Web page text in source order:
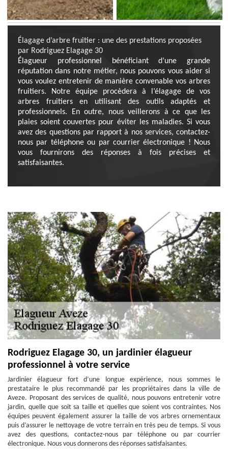
Élagage d’arbre fruitier : une des prestations proposées
par Rodriguez Elagage 30
Élagueur professionnel bénéficiant d’une grande
réputation dans notre métier, nous pouvons vous aider si
vous voulez entretenir de manière convenable vos arbres
fruitiers. Notre équipe procèdera à l’élagage de vos
arbres fruitiers en utilisant des outils adaptés et
professionnels. En outre, nous veillerons à ce que les
plaies soient couvertes pour éviter les maladies. Si vous
avez des questions par rapport à nos services, contactez-
nous par téléphone ou par courrier électronique ! Nous
vous fournirons des réponses à fois précises et
satisfaisantes.
Rodriguez Elagage 30, un jardinier élagueur
professionnel à votre service
Jardinier élagueur fort d’une longue expérience, nous sommes le
prestataire le plus recommandé par les propriétaires dans la ville de
Aveze. Proposant des services de qualité, nous pouvons entretenir votre
jardin, quelle que soit sa taille et quelles que soient vos contraintes. Nos
équipes peuvent également assurer la taille de vos arbres ornementaux
puis d’assurer le nettoyage de votre terrain en très peu de temps. Si vous
avez des questions, contactez-nous par téléphone ou par courrier
électronique. Nous vous donnerons des réponses satisfaisantes.